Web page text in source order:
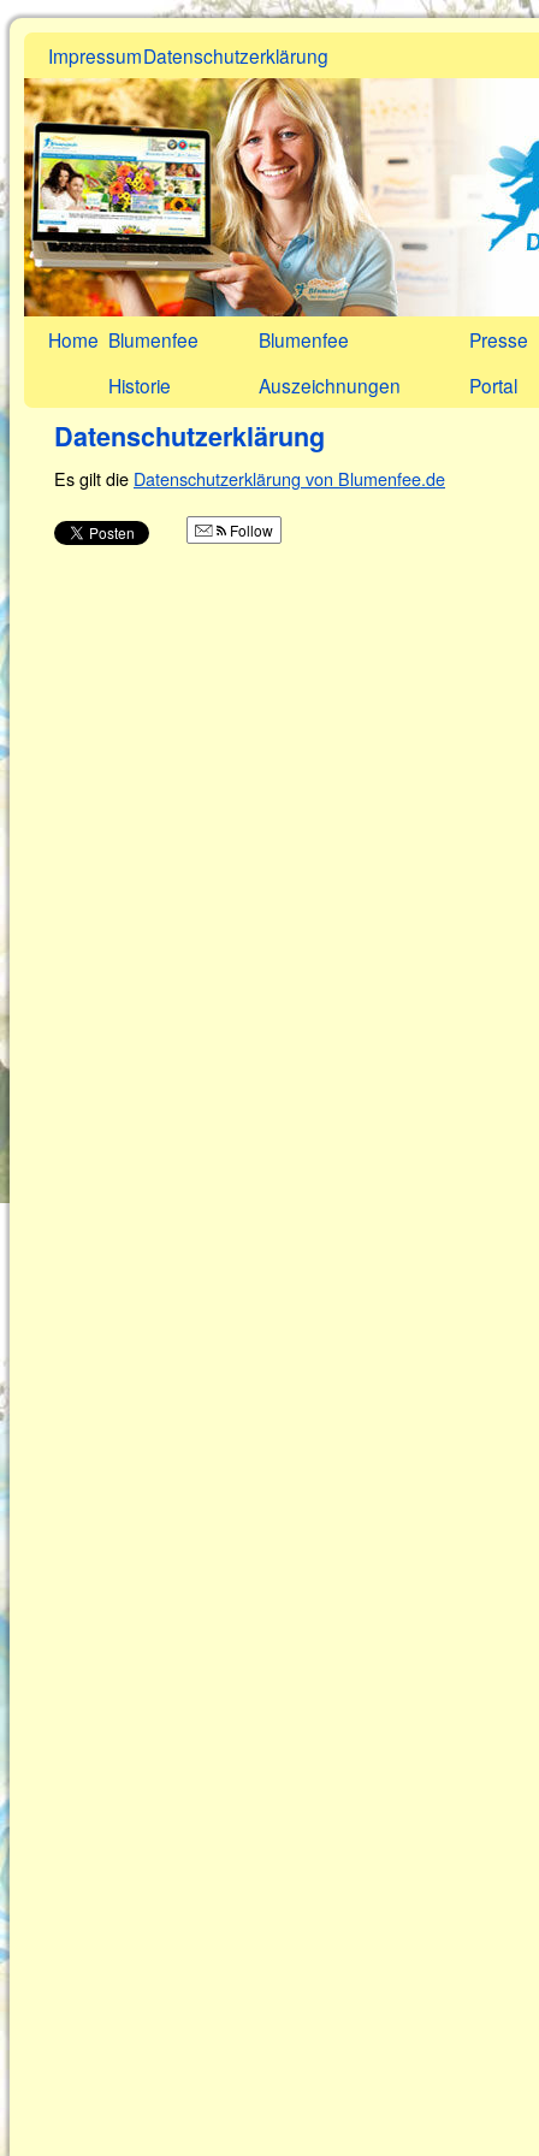
ImpressumDatenschutzerklärung
Home Blumenfee
Historie
Blumenfee
Auszeichnungen
Presse
Portal
Datenschutzerklärung
Es gilt die Datenschutzerklärung von Blumenfee.de
Follow